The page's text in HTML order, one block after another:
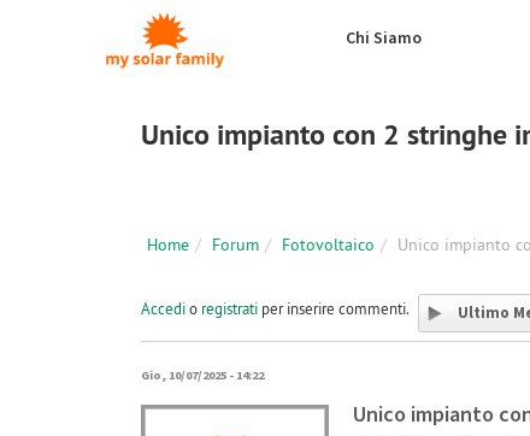
Salta al contenuto principale
Chi Siamo
Unico impianto con 2 stringhe
Home Forum Fotovoltaico Unico impianto
Accedio registrati per inserire commenti. Ultimo
Gio, 10/07/2025 - 14:22
Unico impianto